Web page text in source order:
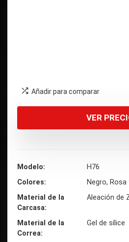
Añadir para comparar
VER
Modelo
H76
Colores
Negro,
Material de la
Carcasa
Aleación de
Material de la
Correa
Gel de sílice